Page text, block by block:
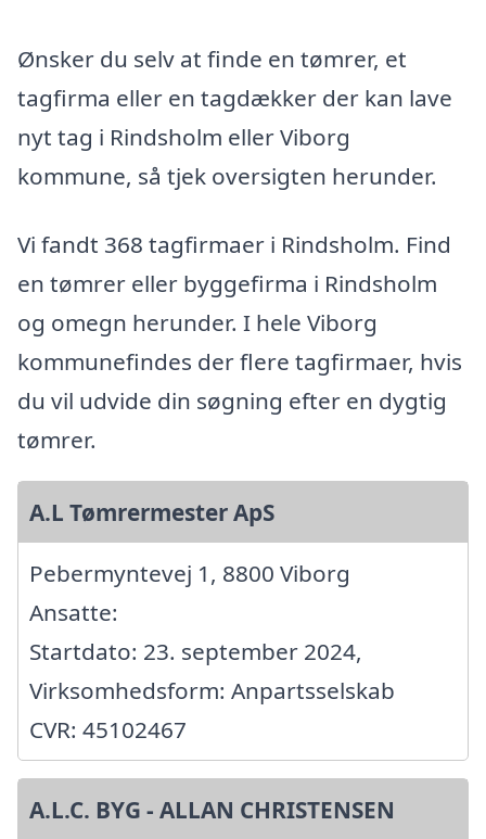
Ønsker du selv at finde en tømrer, et
tagfirma eller en tagdækker der kan lave
nyt tag i Rindsholm eller Viborg
kommune, så tjek oversigten herunder.
Vi fandt 368 tagfirmaer i Rindsholm. Find
en tømrer eller byggefirma i Rindsholm
og omegn herunder. I hele Viborg
kommunefindes der flere tagfirmaer, hvis
du vil udvide din søgning efter en dygtig
tømrer.
A.L Tømrermester ApS
Pebermyntevej 1, 8800 Viborg
Ansatte:
Startdato: 23. september 2024,
Virksomhedsform: Anpartsselskab
CVR: 45102467
A.L.C. BYG - ALLAN CHRISTENSEN